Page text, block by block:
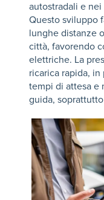
autostradali e
Questo sviluppo
lunghe distanze
città, favorendo
elettriche. La
ricarica rapida,
tempi di attesa e
guida,